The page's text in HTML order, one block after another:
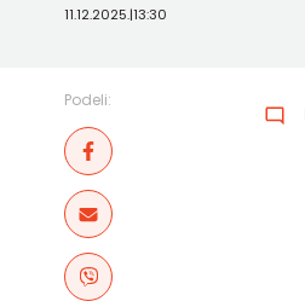
11.12.2025.|13:30
Podeli: